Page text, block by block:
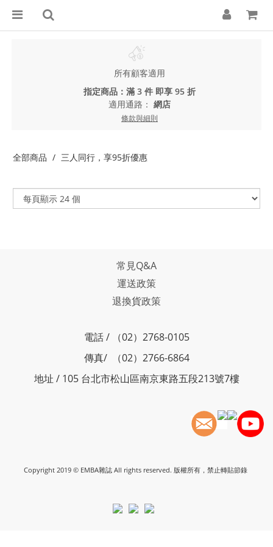
所有顧客適用
指定商品：滿 3 件 即享 95 折
適用通路： 網店
條款與細則
全部商品 三人同行，享95折優惠
常見Q&A
運送政策
退換貨政策
電話 / （02）2768-0105
傳真/ （02）2766-6864
地址 / 105 台北市松山區南京東路五段213號7樓
Copyright 2019 © EMBA雜誌 All rights reserved. 版權所有，禁止轉貼節錄